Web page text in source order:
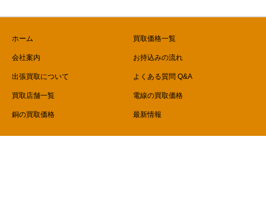
ホーム 買取価格一覧
会社案内 お持込みの流れ
出張買取について よくある質問 Q&A
買取店舗一覧 電線の買取価格
銅の買取価格 最新情報